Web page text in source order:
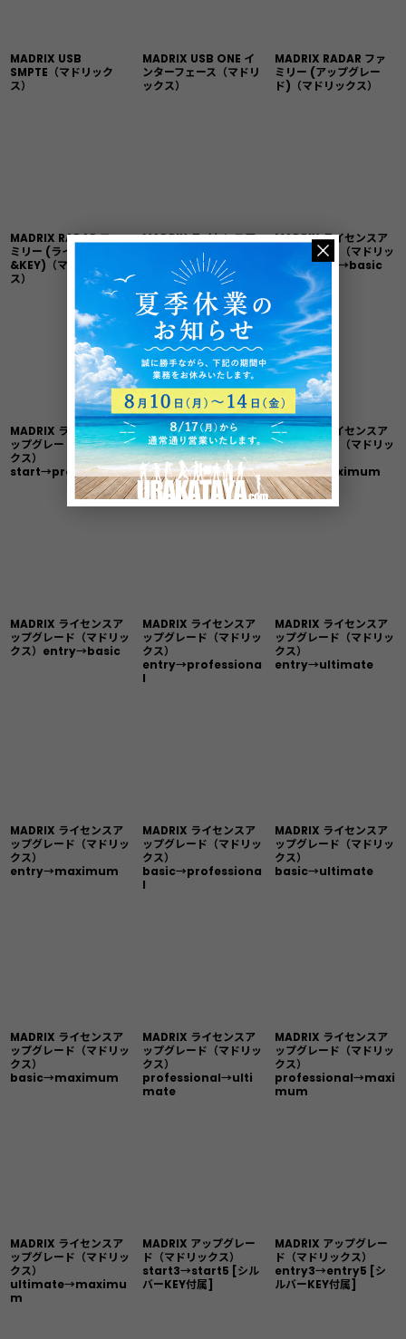
MADRIX USB
SMPTE（マドリック
ス）
MADRIX USB ONE イ
ンターフェース（マドリ
ックス）
MADRIX RADAR ファ
ミリー (アップグレー
ド)（マドリックス）
MADRIX RADAR ファ
ミリー (ライセンス
&KEY)（マドリック
ス）
MADRIX ライセンスア
ップグレード（マドリッ
クス）start→entry
MADRIX ライセンスア
ップグレード（マドリッ
クス）start→basic
MADRIX ライセンスア
ップグレード（マドリッ
クス）
start→professional
MADRIX ライセンスア
ップグレード（マドリッ
クス）
start→ultimate
MADRIX ライセンスア
ップグレード（マドリッ
クス）
start→maximum
MADRIX ライセンスア
ップグレード（マドリッ
クス）entry→basic
MADRIX ライセンスア
ップグレード（マドリッ
クス）
entry→professiona
l
MADRIX ライセンスア
ップグレード（マドリッ
クス）
entry→ultimate
MADRIX ライセンスア
ップグレード（マドリッ
クス）
entry→maximum
MADRIX ライセンスア
ップグレード（マドリッ
クス）
basic→professiona
l
MADRIX ライセンスア
ップグレード（マドリッ
クス）
basic→ultimate
MADRIX ライセンスア
ップグレード（マドリッ
クス）
basic→maximum
MADRIX ライセンスア
ップグレード（マドリッ
クス）
professional→ulti
mate
MADRIX ライセンスア
ップグレード（マドリッ
クス）
professional→maxi
mum
MADRIX ライセンスア
ップグレード（マドリッ
クス）
ultimate→maximu
m
MADRIX アップグレー
ド（マドリックス）
start3→start5 [シル
バーKEY付属]
MADRIX アップグレー
ド（マドリックス）
entry3→entry5 [シ
ルバーKEY付属]